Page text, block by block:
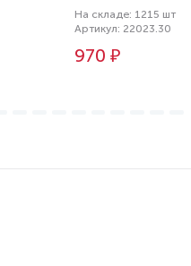
На складе: 1215 шт
Артикул: 22023.30
970 ₽